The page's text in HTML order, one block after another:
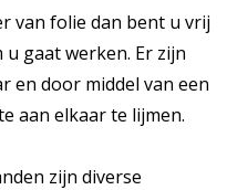
van folie dan bent u vrij
gaat werken. Er zijn
en door middel van een
aan elkaar te lijmen.
zijn diverse